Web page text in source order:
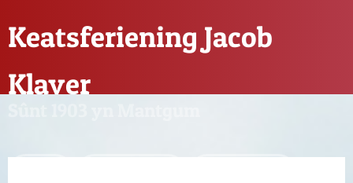
Keatsferiening Jacob
Klaver